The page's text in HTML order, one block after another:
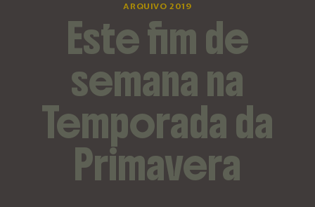
ARQUIVO 2019
Este fim de
semana na
Temporada da
Primavera